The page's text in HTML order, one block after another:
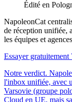
Édité en
NapoleonCat
de réception unifiée,
les équipes et
Essayer gratuitement
Notre verdict.
l'inbox unifiée, avec
Varsovie (groupe
Cloud en UE, mais